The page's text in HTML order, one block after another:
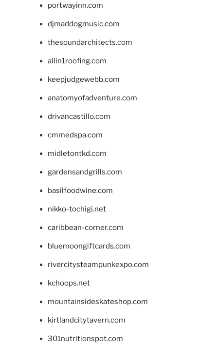
portwayinn.com
djmaddogmusic.com
thesoundarchitects.com
allin1roofing.com
keepjudgewebb.com
anatomyofadventure.com
drivancastillo.com
cmmedspa.com
midletontkd.com
gardensandgrills.com
basilfoodwine.com
nikko-tochigi.net
caribbean-corner.com
bluemoongiftcards.com
rivercitysteampunkexpo.com
kchoops.net
mountainsideskateshop.com
kirtlandcitytavern.com
301nutritionspot.com